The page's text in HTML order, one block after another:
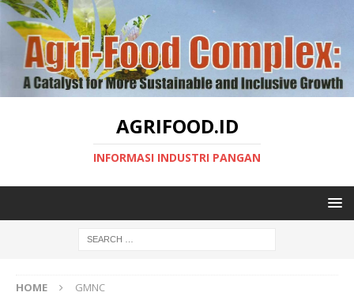
AGRIFOOD.ID
INFORMASI INDUSTRI PANGAN
HOME GMNC